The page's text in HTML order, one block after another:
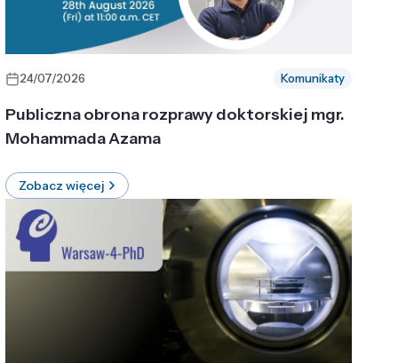
24/07/2026 Komunikaty
Publiczna obrona rozprawy doktorskiej mgr.
Mohammada Azama
Zobacz więcej